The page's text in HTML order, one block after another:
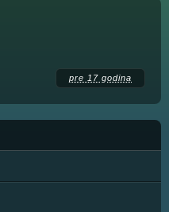
pre 17 godina